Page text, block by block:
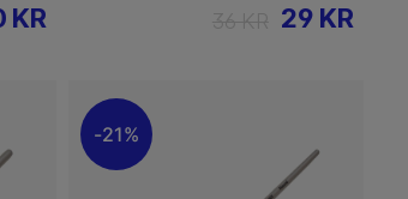
KR 29 KR
21%